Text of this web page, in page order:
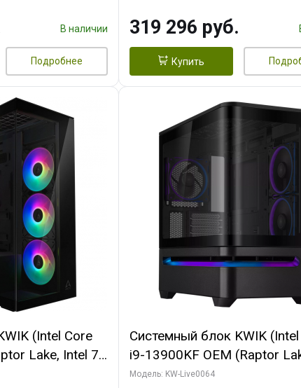
ГБ SSD)В наличии
Подробнее
GDDR7 256bit/ 960 ГБ SSD)
319 296 руб.
Купить
(Intel Core
Lake, Intel 7,
ГБ ОЗУ (2
Системный блок KWIK
i9-13900KF OEM (Raptor
7, C24 16EC/8P/ 64 ГБ ОЗУ
Модель: KW-Live0064